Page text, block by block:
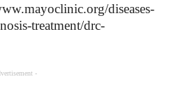
diseases-
treatment/drc-
-